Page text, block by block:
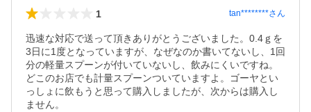
1 tan********さん
迅速な対応で送って頂きありがとうございました。0.4ｇを
3日に1度となっていますが、なぜなのか書いてないし、1回
分の軽量スプーンが付いていないし、飲みにくいですね。
どこのお店でも計量スプーンついていますよ。ゴーヤとい
っしょに飲もうと思って購入しましたが、次からは購入し
ません。